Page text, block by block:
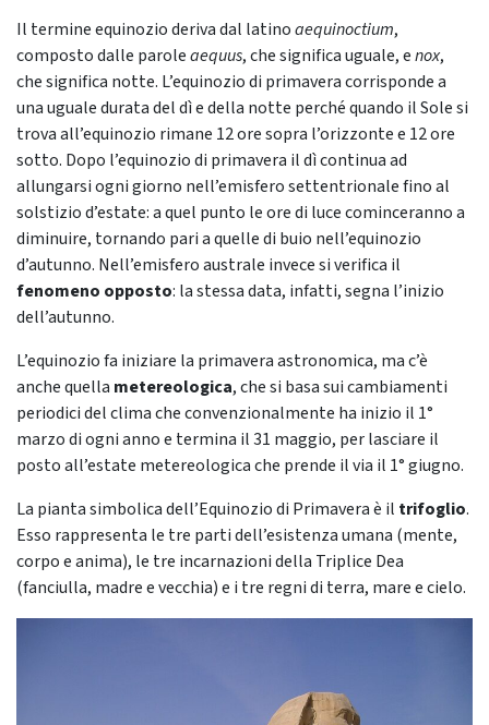
Il termine equinozio deriva dal latinoaequinoctium,
composto dalle paroleaequus, che significa uguale, enox,
che significa notte. L’equinozio di primavera corrisponde a
una uguale durata del dì e della notte perché quando il Sole si
trova all’equinozio rimane 12 ore sopra l’orizzonte e 12 ore
sotto. Dopo l’equinozio di primavera il dì continua ad
allungarsi ogni giorno nell’emisfero settentrionale fino al
solstizio d’estate: a quel punto le ore di luce cominceranno a
diminuire, tornando pari a quelle di buio nell’equinozio
d’autunno. Nell’emisfero australe invece si verifica il
fenomeno opposto: la stessa data, infatti, segna l’inizio
dell’autunno.
L’equinozio fa iniziare la primavera astronomica, ma c’è
anche quella metereologica, che si basa sui cambiamenti
periodici del clima che convenzionalmente ha inizio il 1°
marzo di ogni anno e termina il 31 maggio, per lasciare il
posto all’estate metereologica che prende il via il 1° giugno.
La pianta simbolica dell’Equinozio di Primavera è il trifoglio.
Esso rappresenta le tre parti dell’esistenza umana (mente,
corpo e anima), le tre incarnazioni della Triplice Dea
(fanciulla, madre e vecchia) e i tre regni di terra, mare e cielo.